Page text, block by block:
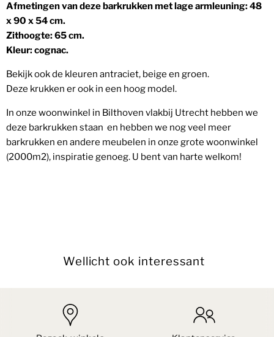
Afmetingen van deze barkrukken met lage armleuning: 48
x 90 x 54 cm.
Zithoogte: 65 cm.
Kleur: cognac.
Bekijk ook de kleuren antraciet, beige en groen.
Deze krukken er ook in een hoog model.
In onze woonwinkel in Bilthoven vlakbij Utrecht hebben we
deze barkrukken staan en hebben we nog veel meer
barkrukken en andere meubelen in onze grote woonwinkel
(2000m2), inspiratie genoeg. U bent van harte welkom!
Wellicht ook interessant